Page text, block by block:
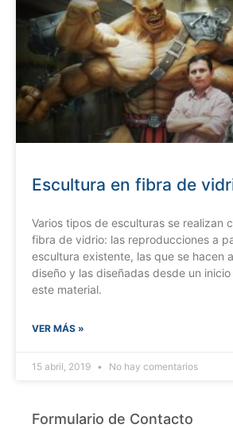
Escultura en fibra de
Varios tipos de esculturas se realizan
fibra de vidrio: las reproducciones a
escultura existente, las que se hacen
diseño y las diseñadas desde un
este material.
VER MÁS »
15 abril, 2019 No hay comentarios
Formulario de Contacto